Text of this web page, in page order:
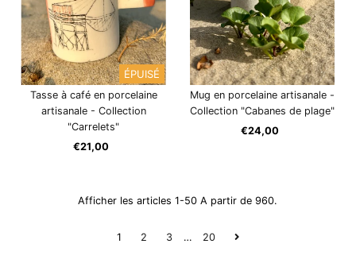
ÉPUISÉ
Tasse à café en porcelaine
artisanale - Collection
"Carrelets"
Prix
€21,00
Mug en porcelaine artisanale -
Collection "Cabanes de plage"
Prix
€24,00
Afficher les articles 1-50 A partir de 960.
1 2 3 … 20